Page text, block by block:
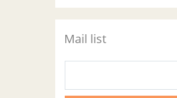
Mail list